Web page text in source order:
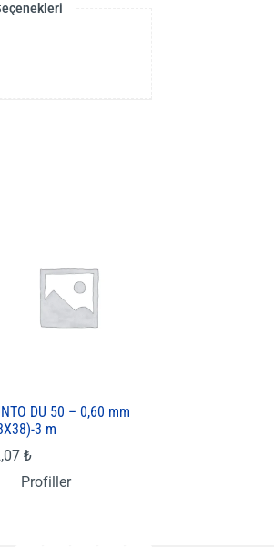
DU 50 – 0,60 mm
3 m
₺
Profiller